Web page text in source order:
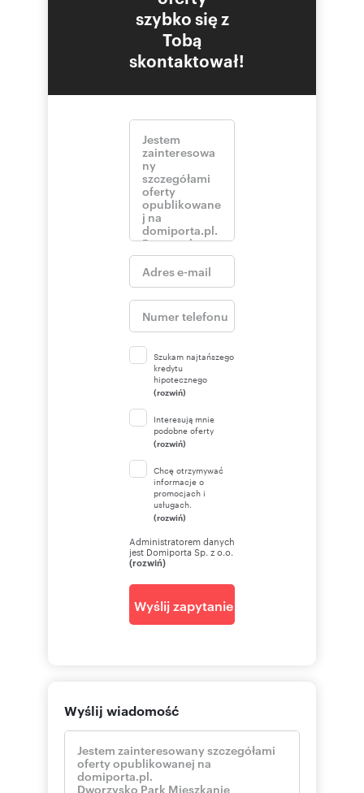
szybko się z
Tobą
skontaktował!
Szukam najtańszego
kredytu
hipotecznego
(rozwiń)
Interesują mnie
podobne oferty
(rozwiń)
Chcę otrzymywać
informacje o
promocjach i
usługach.
(rozwiń)
Administratorem danych
jest Domiporta Sp. z o.o.
(rozwiń)
Wyślij zapytanie
Wyślij wiadomość